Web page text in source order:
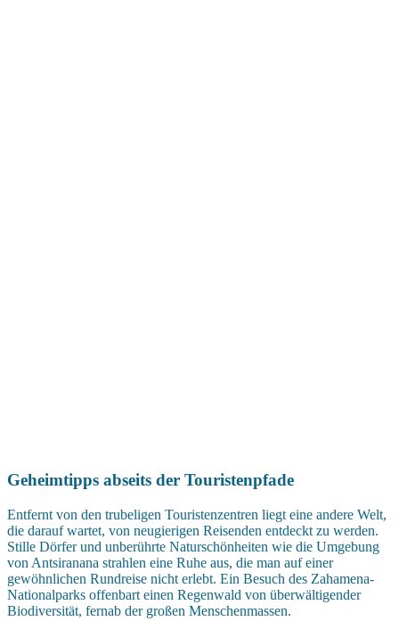
Geheimtipps abseits der Touristenpfade
Entfernt von den trubeligen Touristenzentren liegt eine andere Welt,
die darauf wartet, von neugierigen Reisenden entdeckt zu werden.
Stille Dörfer und unberührte Naturschönheiten wie die Umgebung
von Antsiranana strahlen eine Ruhe aus, die man auf einer
gewöhnlichen Rundreise nicht erlebt. Ein Besuch des Zahamena-
Nationalparks offenbart einen Regenwald von überwältigender
Biodiversität, fernab der großen Menschenmassen.